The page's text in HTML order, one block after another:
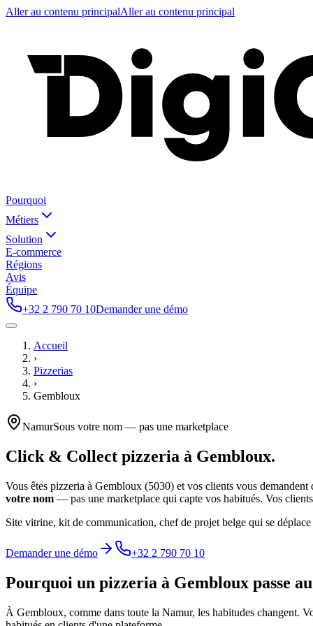
Aller au contenu principalAller au contenu principal
Pourquoi
Métiers
Solution
E-commerce
Régions
Avis
Équipe
+32 2 790 70 10Demander une démo
Accueil
›
Pizzerias
›
Gembloux
NamurSous votre nom — pas une marketplace
Click & Collect pizzeria à Gembloux.
Vous êtes pizzeria à Gembloux (5030) et vos clients vous demandent
votre nom — pas une marketplace qui capte vos habitués. Vos
Site vitrine, kit de communication, chef de projet belge qui se
Demander une démo +32 2 790 70 10
Pourquoi un pizzeria à Gembloux passe
À Gembloux, comme dans toute la Namur, les habitudes changent.